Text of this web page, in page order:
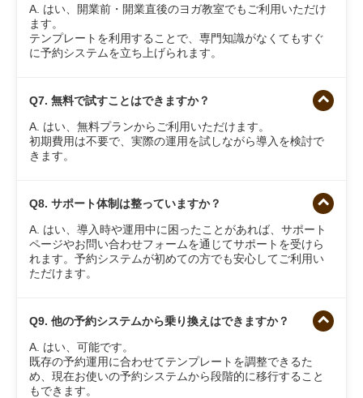
A. はい、開業前・開業直後のヨガ教室でもご利用いただけ
ます。
テンプレートを利用することで、専門知識がなくてもすぐ
に予約システムを立ち上げられます。
Q7. 無料で試すことはできますか？
A. はい、無料プランからご利用いただけます。
初期費用は不要で、実際の運用を試しながら導入を検討で
きます。
Q8. サポート体制は整っていますか？
A. はい、導入時や運用中に困ったことがあれば、サポート
ページやお問い合わせフォームを通じてサポートを受けら
れます。予約システムが初めての方でも安心してご利用い
ただけます。
Q9. 他の予約システムから乗り換えはできますか？
A. はい、可能です。
既存の予約運用に合わせてテンプレートを調整できるた
め、現在お使いの予約システムから段階的に移行すること
もできます。